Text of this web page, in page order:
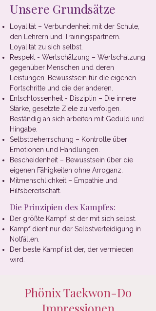
Unsere Grundsätze
Loyalität – Verbundenheit mit der Schule,
den Lehrern und Trainingspartnern.
Loyalität zu sich selbst.
Respekt - Wertschätzung – Wertschätzung
gegenüber Menschen und deren
Leistungen. Bewusstsein für die eigenen
Fortschritte und die der anderen.
Entschlossenheit - Disziplin – Die innere
Stärke, gesetzte Ziele zu verfolgen.
Beständig an sich arbeiten mit Geduld und
Hingabe.
Selbstbeherrschung – Kontrolle über
Emotionen und Handlungen.
Bescheidenheit – Bewusstsein über die
eigenen Fähigkeiten ohne Arroganz.
Mitmenschlichkeit – Empathie und
Hilfsbereitschaft.
Die Prinzipien des Kampfes:
Der größte Kampf ist der mit sich selbst.
Kampf dient nur der Selbstverteidigung in
Notfällen.
Der beste Kampf ist der, der vermieden
wird.
Phönix Taekwon-Do